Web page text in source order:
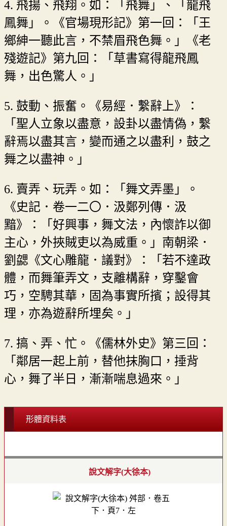
4. 飛揚、飛翔。如：「飛舞」、「龍飛
鳳舞」。《官場現形記》第一回：「王
鄉紳一聽此言，不禁眉飛色舞。」《老
殘遊記》第九回：「草書寫得龍飛鳳
舞，出色驚人。」
5. 鼓動、振奮。《易經．繫辭上》：
「聖人立象以盡意，設卦以盡情偽，繫
辭焉以盡其言，變而通之以盡利，鼓之
舞之以盡神。」
6. 賣弄、玩弄。如：「舞文弄墨」。
《史記．卷一二〇．汲鄭列傳．汲
黯》：「好興事，舞文法，內懷詐以御
主心，外挾賊吏以為威重。」南朝梁．
劉勰《文心雕龍．議對》：「若不達政
體，而舞筆弄文，支離構辭，穿鑿會
巧，空騁其華，固為事實所擯；設得其
理，亦為遊辭所埋矣。」
7. 搞、弄、忙。《儒林外史》第三回：
「鄰居一起上前，替他抹胸口，捶背
心，舞了半日，漸漸喘息過來。」
形體資料表
說文解字(大徐本)